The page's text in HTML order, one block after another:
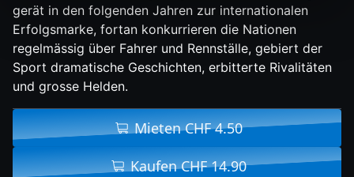
gerät in den folgenden Jahren zur internationalen
Erfolgsmarke, fortan konkurrieren die Nationen
regelmässig über Fahrer und Rennställe, gebiert der
Sport dramatische Geschichten, erbitterte Rivalitäten
und grosse Helden.
Mieten CHF 4.50
Kaufen CHF 14.90